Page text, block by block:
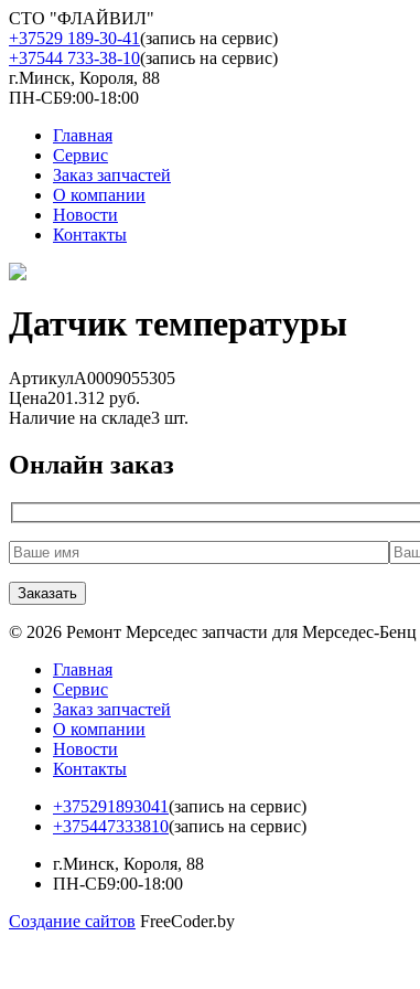
СТО "ФЛАЙВИЛ"
+37529 189-30-41(запись на сервис)
+37544 733-38-10(запись на сервис)
г.Минск, Короля, 88
ПН-СБ9:00-18:00
Главная
Сервис
Заказ запчастей
О компании
Новости
Контакты
Датчик температуры
АртикулA0009055305
Цена201.312 руб.
Наличие на складе3 шт.
Онлайн заказ
© 2026 Ремонт Мерседес запчасти для Мерседес-Бенц
Главная
Сервис
Заказ запчастей
О компании
Новости
Контакты
+375291893041(запись на сервис)
+375447333810(запись на сервис)
г.Минск, Короля, 88
ПН-СБ9:00-18:00
Создание сайтов FreeCoder.by